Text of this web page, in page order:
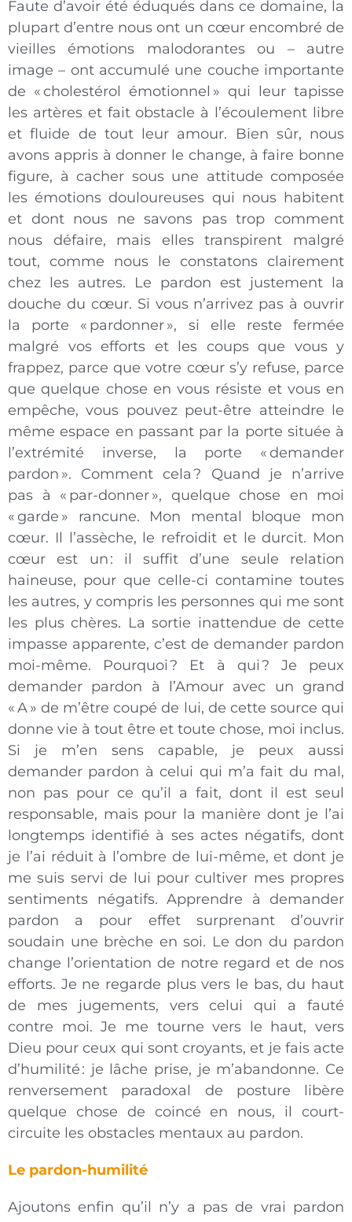
Faute d’avoir été éduqués dans ce domaine, la
plupart d’entre nous ont un cœur encombré de
vieilles émotions malodorantes ou – autre
image – ont accumulé une couche importante
de « cholestérol émotionnel » qui leur tapisse
les artères et fait obstacle à l’écoulement libre
et fluide de tout leur amour. Bien sûr, nous
avons appris à donner le change, à faire bonne
figure, à cacher sous une attitude composée
les émotions douloureuses qui nous habitent
et dont nous ne savons pas trop comment
nous défaire, mais elles transpirent malgré
tout, comme nous le constatons clairement
chez les autres. Le pardon est justement la
douche du cœur. Si vous n’arrivez pas à ouvrir
la porte « pardonner », si elle reste fermée
malgré vos efforts et les coups que vous y
frappez, parce que votre cœur s’y refuse, parce
que quelque chose en vous résiste et vous en
empêche, vous pouvez peut-être atteindre le
même espace en passant par la porte située à
l’extrémité inverse, la porte « demander
pardon ». Comment cela ? Quand je n’arrive
pas à « par-donner », quelque chose en moi
« garde » rancune. Mon mental bloque mon
cœur. Il l’assèche, le refroidit et le durcit. Mon
cœur est un : il suffit d’une seule relation
haineuse, pour que celle-ci contamine toutes
les autres, y compris les personnes qui me sont
les plus chères. La sortie inattendue de cette
impasse apparente, c’est de demander pardon
moi-même. Pourquoi ? Et à qui ? Je peux
demander pardon à l’Amour avec un grand
« A » de m’être coupé de lui, de cette source qui
donne vie à tout être et toute chose, moi inclus.
Si je m’en sens capable, je peux aussi
demander pardon à celui qui m’a fait du mal,
non pas pour ce qu’il a fait, dont il est seul
responsable, mais pour la manière dont je l’ai
longtemps identifié à ses actes négatifs, dont
je l’ai réduit à l’ombre de lui-même, et dont je
me suis servi de lui pour cultiver mes propres
sentiments négatifs. Apprendre à demander
pardon a pour effet surprenant d’ouvrir
soudain une brèche en soi. Le don du pardon
change l’orientation de notre regard et de nos
efforts. Je ne regarde plus vers le bas, du haut
de mes jugements, vers celui qui a fauté
contre moi. Je me tourne vers le haut, vers
Dieu pour ceux qui sont croyants, et je fais acte
d’humilité : je lâche prise, je m’abandonne. Ce
renversement paradoxal de posture libère
quelque chose de coincé en nous, il court-
circuite les obstacles mentaux au pardon.
Le pardon-humilité
Ajoutons enfin qu’il n’y a pas de vrai pardon